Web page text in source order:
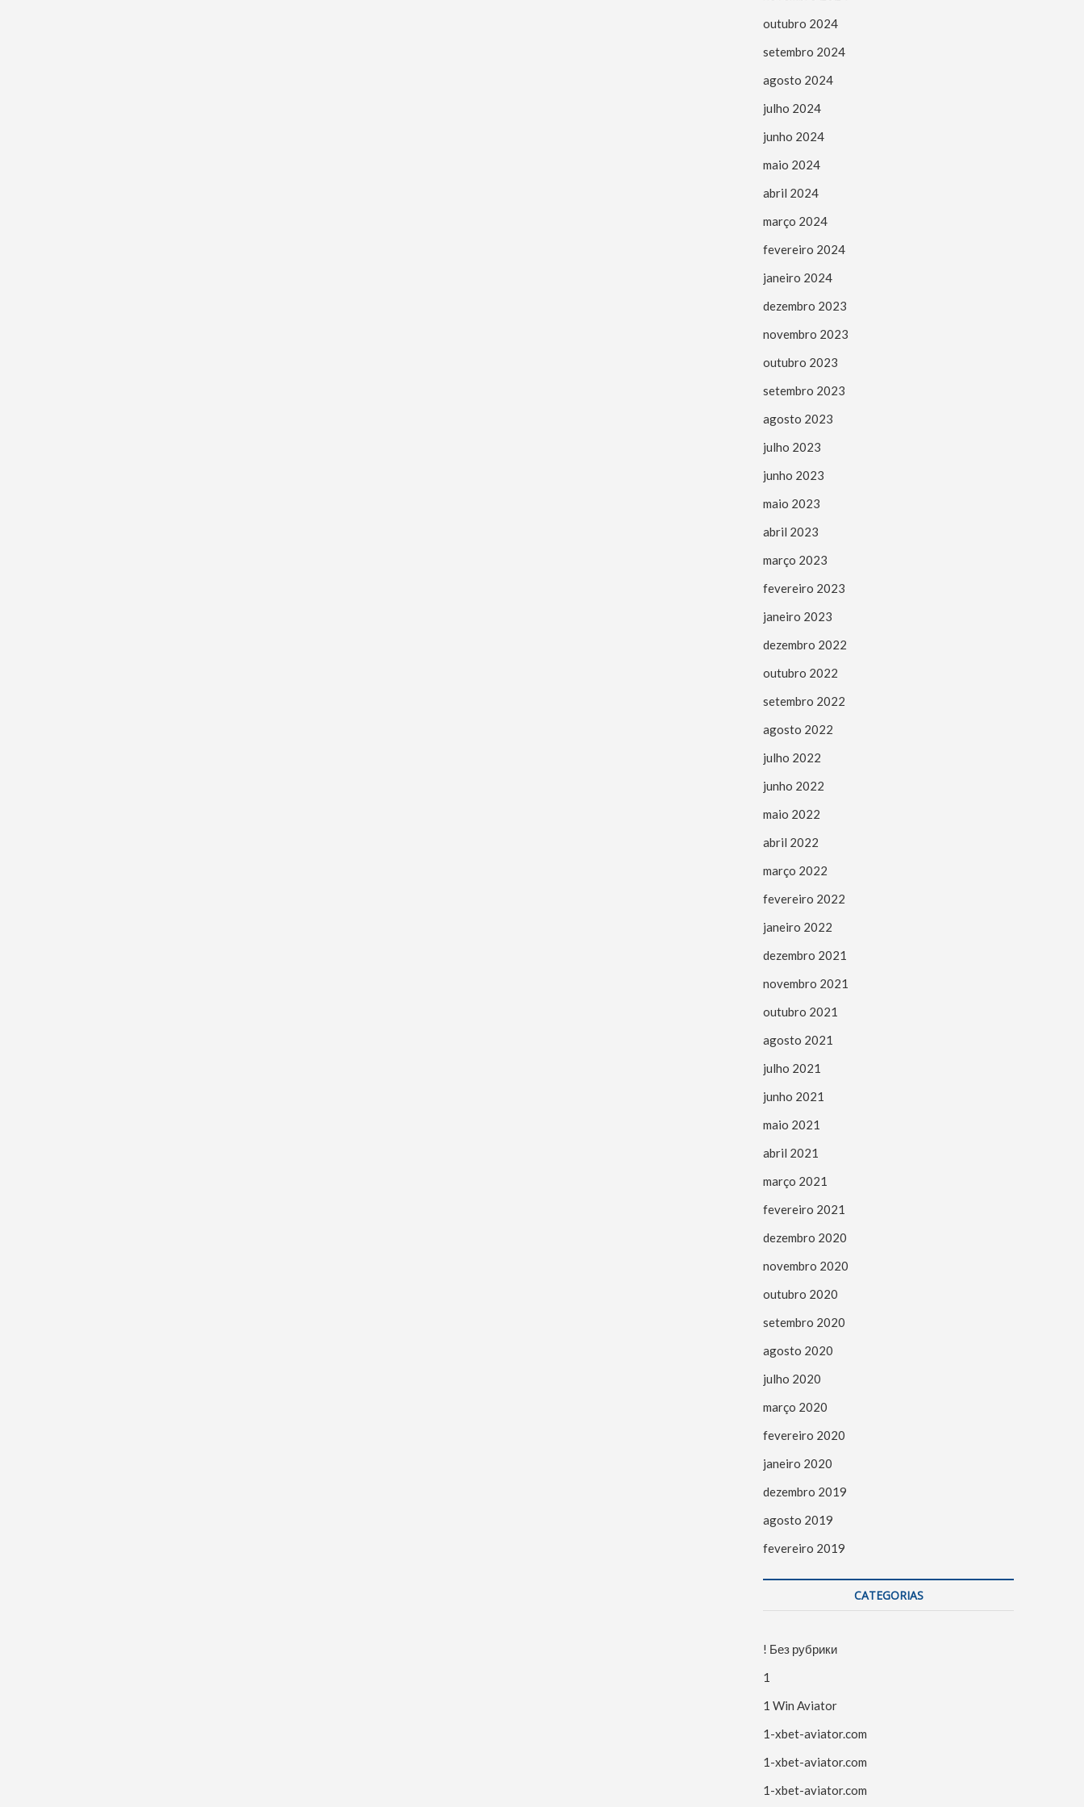
outubro 2024
setembro 2024
agosto 2024
julho 2024
junho 2024
maio 2024
abril 2024
março 2024
fevereiro 2024
janeiro 2024
dezembro 2023
novembro 2023
outubro 2023
setembro 2023
agosto 2023
julho 2023
junho 2023
maio 2023
abril 2023
março 2023
fevereiro 2023
janeiro 2023
dezembro 2022
outubro 2022
setembro 2022
agosto 2022
julho 2022
junho 2022
maio 2022
abril 2022
março 2022
fevereiro 2022
janeiro 2022
dezembro 2021
novembro 2021
outubro 2021
agosto 2021
julho 2021
junho 2021
maio 2021
abril 2021
março 2021
fevereiro 2021
dezembro 2020
novembro 2020
outubro 2020
setembro 2020
agosto 2020
julho 2020
março 2020
fevereiro 2020
janeiro 2020
dezembro 2019
agosto 2019
fevereiro 2019
CATEGORIAS
! Без рубрики
1
1 Win Aviator
1-xbet-aviator.com
1-xbet-aviator.com
1-xbet-aviator.com